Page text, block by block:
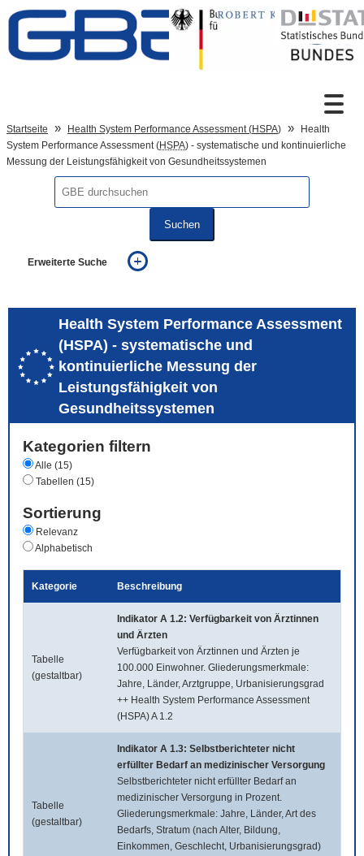
Zum Inhalt
Sprachumschaltung
Startseite Health System Performance Assessment (HSPA)
Health
System Performance Assessment (HSPA) - systematische und kontinuierliche
Messung der Leistungsfähigkeit von Gesundheitssystemen
Suchen
Erweiterte Suche
auch in allen Texten suchen (Volltextsuche)
auch Synonyme einbeziehen
auch ähnlich geschriebenes einbeziehen
Health System Performance Assessment
(HSPA) - systematische und
kontinuierliche Messung der
Leistungsfähigkeit von
Gesundheitssystemen
Kategorien filtern
Alle (15)
Tabellen (15)
Sortierung
Relevanz
Alphabetisch
Kategorie Beschreibung
Tabelle
(gestaltbar)
Indikator A 1.2: Verfügbarkeit von Ärztinnen
und Ärzten
Verfügbarkeit von Ärztinnen und Ärzten je
100.000 Einwohner. Gliederungsmerkmale:
Jahre, Länder, Arztgruppe, Urbanisierungsgrad
++ Health System Performance Assessment
(HSPA) A 1.2
Tabelle
(gestaltbar)
Indikator A 1.3: Selbstberichteter nicht
erfüllter Bedarf an medizinischer Versorgung
Selbstberichteter nicht erfüllter Bedarf an
medizinischer Versorgung in Prozent.
Gliederungsmerkmale: Jahre, Länder, Art des
Bedarfs, Stratum (nach Alter, Bildung,
Einkommen, Geschlecht, Urbanisierungsgrad)